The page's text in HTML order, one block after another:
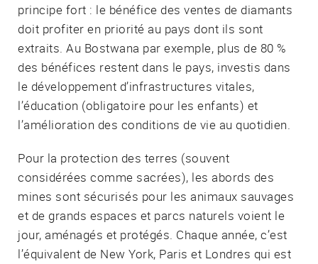
principe fort : le bénéfice des ventes de diamants
doit profiter en priorité au pays dont ils sont
extraits. Au Bostwana par exemple, plus de 80 %
des bénéfices restent dans le pays, investis dans
le développement d’infrastructures vitales,
l’éducation (obligatoire pour les enfants) et
l’amélioration des conditions de vie au quotidien.
Pour la protection des terres (souvent
considérées comme sacrées), les abords des
mines sont sécurisés pour les animaux sauvages
et de grands espaces et parcs naturels voient le
jour, aménagés et protégés. Chaque année, c’est
l’équivalent de New York, Paris et Londres qui est